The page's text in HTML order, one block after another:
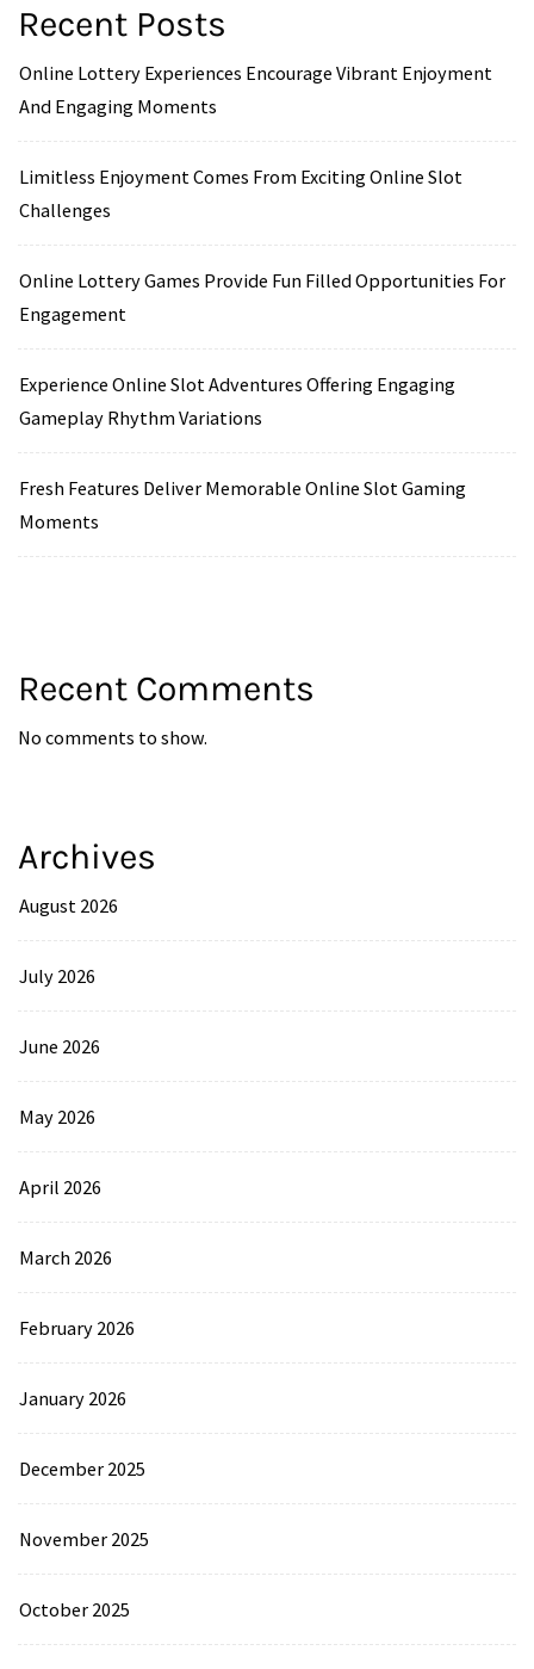
Recent Posts
Online Lottery Experiences Encourage Vibrant Enjoyment
And Engaging Moments
Limitless Enjoyment Comes From Exciting Online Slot
Challenges
Online Lottery Games Provide Fun Filled Opportunities For
Engagement
Experience Online Slot Adventures Offering Engaging
Gameplay Rhythm Variations
Fresh Features Deliver Memorable Online Slot Gaming
Moments
Recent Comments
No comments to show.
Archives
August 2026
July 2026
June 2026
May 2026
April 2026
March 2026
February 2026
January 2026
December 2025
November 2025
October 2025